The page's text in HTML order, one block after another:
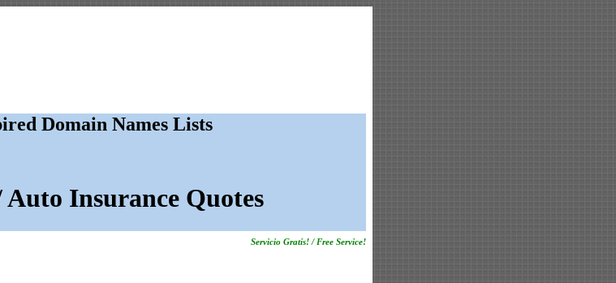
Domain Names Lists
Auto Insurance Quotes
Servicio Gratis! / Free Service!